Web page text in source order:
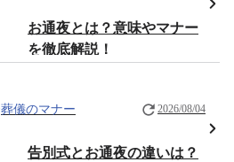
お通夜とは？意味やマナー
を徹底解説！
葬儀のマナー 2026/08/04
告別式とお通夜の違いは？